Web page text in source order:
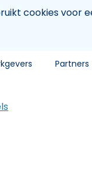
cookies voor
Partners